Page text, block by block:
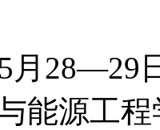
28—29日
能源工